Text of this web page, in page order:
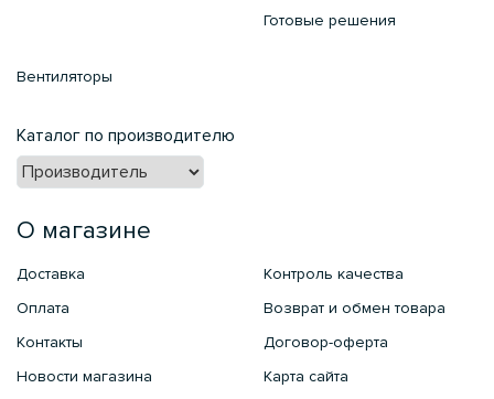
Готовые решения
Вентиляторы
Каталог по производителю
О магазине
Доставка
Оплата
Контакты
Новости магазина
Контроль качества
Возврат и обмен товара
Договор-оферта
Карта сайта